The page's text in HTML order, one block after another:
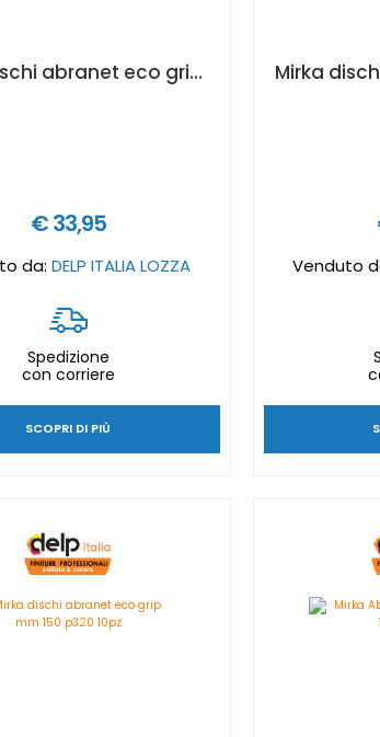
Mirka dischi abranet eco grip mm 225 p240 10pz
€ 33,95
da: DELP ITALIA LOZZA
Spedizione
con corriere
SCOPRI DI PIÙ
Venduto